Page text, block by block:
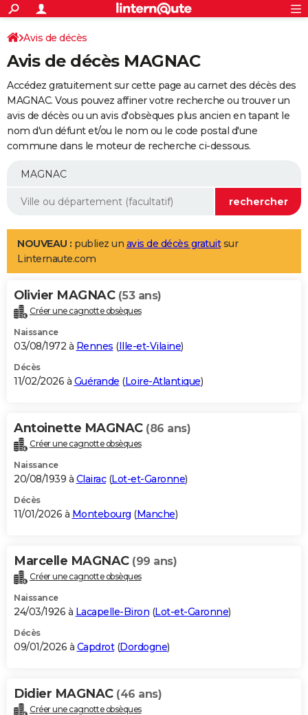
ACTUALITÉS
Politique
Société
Faits Divers
Education
Monde
Villes
+
SPORT
Coupe du monde 2026
Football
Tennis
Cyclisme
Rugby
Forum
Programme TV
TNT
Streaming
Cinéma
Sorties cinéma
Musique
+
FINANCE
Retraite
Epargne
Immobilier
Risques naturels par ville
Banque
Assurance
AUTO
Essais
Réserver un essai
Citadines
Berlines
SUV
Forum auto
+
Mobiles
Meilleur smartphone
Internet
Ordinateurs
Jeux vidéo
Guide high-tech
Aménagement intérieur
LIFESTYLE
Art de vivre
Bien-être
Loisirs
Mode
Modes de vie
Alimentation
Guide de la santé
Maladies
Médicaments
Sommeil
VOYAGE
Destinations
City break
Voyage nature
Voyage de noces
Forum
Climat
+PHOTO
GUIDES D'ACHAT
BONS PLANS
Carte de Noël
Carte Bonne année
Carte Saint-Valentin
Carte Pâques
Carte d'anniversaire
DICTIONNAIRE
Dictionnaire
Biographies
Citations
Expressions
Proverbes
PROGRAMME TV
S'inscrire
Se connecter
Lycées
Collèges
Primaires
Universités
Entreprises
Service militaire
Avis de recherche
AVIS DE DÉCÈS
Bricolage
Lifestyle
Culture
Sport
Auto
Television
Voyage
Cinema
Avis de décès
Avis de décès MAGNAC
Accédez gratuitement sur cette page au carnet des décès des
MAGNAC. Vous pouvez affiner votre recherche ou trouver un
avis de décès ou un avis d'obsèques plus ancien en tapant le
nom d'un défunt et/ou le nom ou le code postal d'une
commune dans le moteur de recherche ci-dessous.
NOUVEAU : publiez un avis de décès gratuitsur
Linternaute.com
Olivier MAGNAC (53 ans)
Créer une cagnotte obsèques
Naissance
03/08/1972 à Rennes (Ille-et-Vilaine)
Décès
11/02/2026 à Guérande (Loire-Atlantique)
Antoinette MAGNAC (86 ans)
Créer une cagnotte obsèques
Naissance
20/08/1939 à Clairac(Lot-et-Garonne)
Décès
11/01/2026 à Montebourg (Manche)
Marcelle MAGNAC (99 ans)
Créer une cagnotte obsèques
Naissance
24/03/1926 à Lacapelle-Biron (Lot-et-Garonne)
Décès
09/01/2026 à Capdrot(Dordogne)
Didier MAGNAC (46 ans)
Créer une cagnotte obsèques